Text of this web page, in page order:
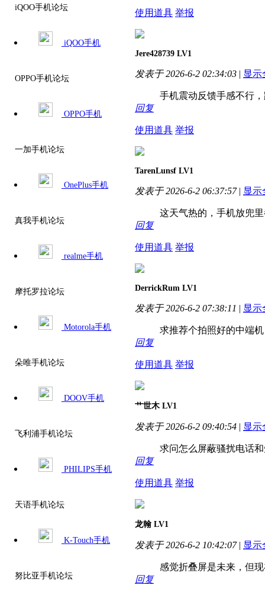
iQOO手机论坛
iQOO手机
OPPO手机论坛
OPPO手机
一加手机论坛
OnePlus手机
真我手机论坛
realme手机
摩托罗拉论坛
Motorola手机
朵唯手机论坛
DOOV手机
飞利浦手机论坛
PHILIPS手机
天语手机论坛
K-Touch手机
努比亚手机论坛
使用道具 举报
Jere428739 LV1
发表于 2026-6-2 02:34:03 | 显示
手机震动反馈手感不行
回复
使用道具 举报
TarenLunsf LV1
发表于 2026-6-2 06:37:57 | 显示
这天气热的，手机放兜
回复
使用道具 举报
DerrickRum LV1
发表于 2026-6-2 07:38:11 | 显示
求推荐个拍照好的中端
回复
使用道具 举报
艹世木 LV1
发表于 2026-6-2 09:40:54 | 显示
求问怎么屏蔽骚扰电话
回复
使用道具 举报
龙翰 LV1
发表于 2026-6-2 10:42:07 | 显示
感觉折叠屏是未来，但
回复